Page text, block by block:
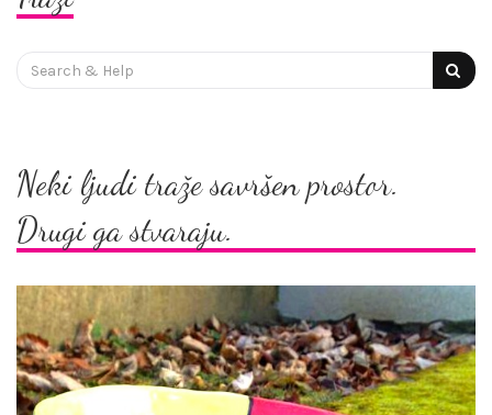
Search
for:
Neki ljudi traže savršen prostor.
Drugi ga stvaraju.